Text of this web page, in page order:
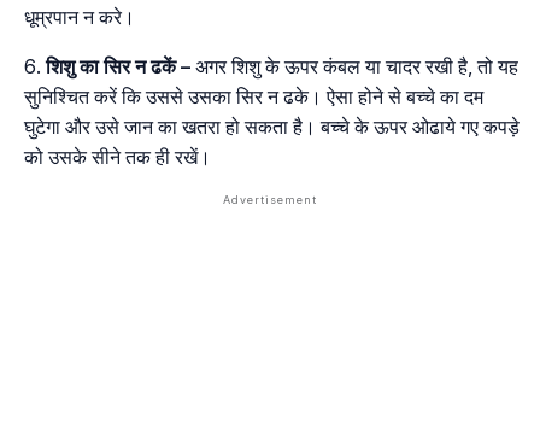
धूम्रपान न करे।
शिशु का सिर न ढकें– अगर शिशु के ऊपर कंबल या चादर रखी है, तो यह
सुनिश्चित करें कि उससे उसका सिर न ढके। ऐसा होने से बच्चे का दम
घुटेगा और उसे जान का खतरा हो सकता है। बच्चे के ऊपर ओढाये गए कपड़े
को उसके सीने तक ही रखें।